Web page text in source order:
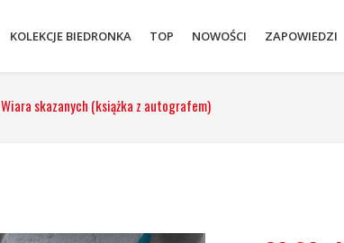
KOLEKCJE BIEDRONKA TOP NOWOŚCI ZAPOWIEDZI
Wiara skazanych (książka z autografem)